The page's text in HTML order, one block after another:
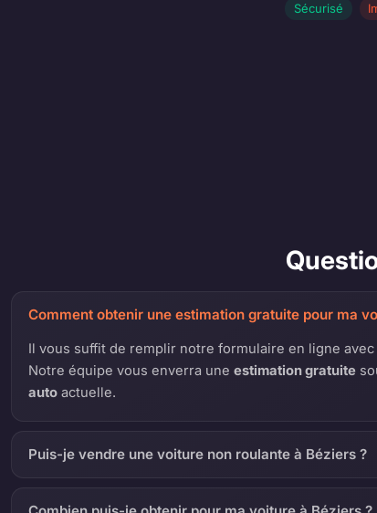
Sécurisé
Comment obtenir une estimation gratuite pour ma
Il vous suffit de remplir notre formulaire en ligne
Notre équipe vous enverra uneestimation gratuite
auto actuelle.
Puis-je vendre une voiture non roulante à Béziers ?